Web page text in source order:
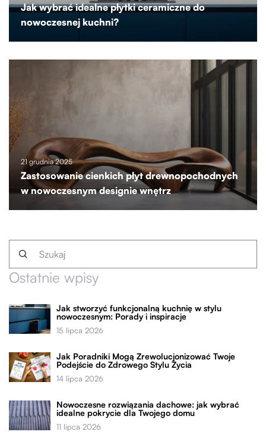
Jak wybrać idealne płytki ceramiczne do
nowoczesnej kuchni?
21 grudnia 2025
Zastosowanie cienkich płyt drewnopochodnych
w nowoczesnym designie wnętrz
Ostatnie wpisy
Jak stworzyć funkcjonalną kuchnię w stylu
nowoczesnym: Porady i inspiracje
15 lipca 2026
Jak Poradniki Mogą Zrewolucjonizować Twoje
Podejście do Zdrowego Stylu Życia
14 lipca 2026
Nowoczesne rozwiązania dachowe: jak wybrać
idealne pokrycie dla Twojego domu
11 lipca 2026